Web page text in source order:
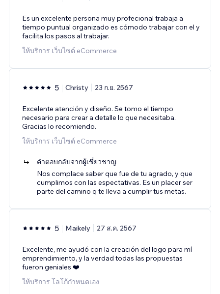
Es un excelente persona muy profecional trabaja a
tiempo puntual organizado es cómodo trabajar con el y
facilita los pasos al trabajar.
ให้บริการ เว็บไซต์ eCommerce
5 Christy 23 ก.ย. 2567
Excelente atención y diseño. Se tomo el tiempo
necesario para crear a detalle lo que necesitaba.
Gracias lo recomiendo.
ให้บริการ เว็บไซต์ eCommerce
คำตอบกลับจากผู้เชี่ยวชาญ
Nos complace saber que fue de tu agrado, y que
cumplimos con las espectativas. Es un placer ser
parte del camino q te lleva a cumplir tus metas.
5 Maikely 27 ส.ค. 2567
Excelente, me ayudó con la creación del logo para mí
emprendimiento, y la verdad todas las propuestas
fueron geniales ❤️
ให้บริการ โลโก้กำหนดเอง